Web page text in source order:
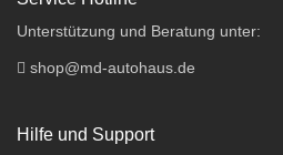
Unterstützung und Beratung unter:
shop@md-autohaus.de
Hilfe und Support